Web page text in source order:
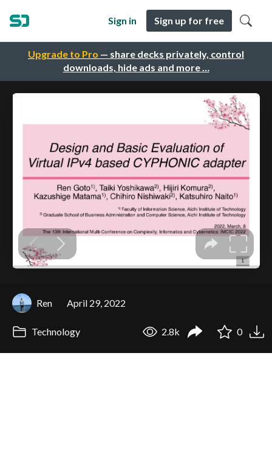
Upgrade to Pro — share decks privately, control
downloads, hide ads and more …
Sign in Sign up for free
Ren April 29, 2022
Technology 2.8k 0